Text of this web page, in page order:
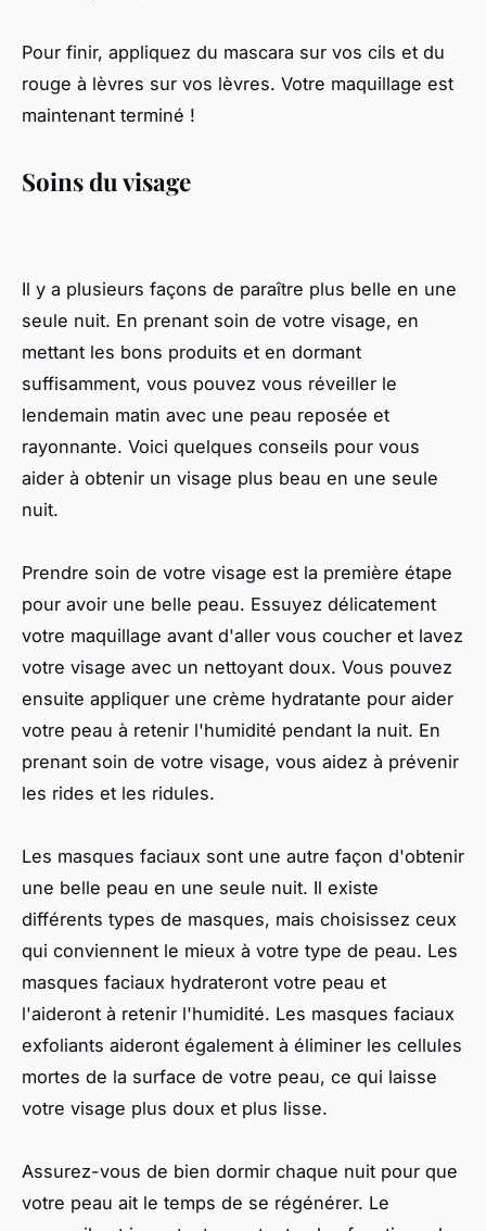
Pour finir, appliquez du mascara sur vos cils et du
rouge à lèvres sur vos lèvres. Votre maquillage est
maintenant terminé !
Soins du visage
Il y a plusieurs façons de paraître plus belle en une
seule nuit. En prenant soin de votre visage, en
mettant les bons produits et en dormant
suffisamment, vous pouvez vous réveiller le
lendemain matin avec une peau reposée et
rayonnante. Voici quelques conseils pour vous
aider à obtenir un visage plus beau en une seule
nuit.
Prendre soin de votre visage est la première étape
pour avoir une belle peau. Essuyez délicatement
votre maquillage avant d'aller vous coucher et lavez
votre visage avec un nettoyant doux. Vous pouvez
ensuite appliquer une crème hydratante pour aider
votre peau à retenir l'humidité pendant la nuit. En
prenant soin de votre visage, vous aidez à prévenir
les rides et les ridules.
Les masques faciaux sont une autre façon d'obtenir
une belle peau en une seule nuit. Il existe
différents types de masques, mais choisissez ceux
qui conviennent le mieux à votre type de peau. Les
masques faciaux hydrateront votre peau et
l'aideront à retenir l'humidité. Les masques faciaux
exfoliants aideront également à éliminer les cellules
mortes de la surface de votre peau, ce qui laisse
votre visage plus doux et plus lisse.
Assurez-vous de bien dormir chaque nuit pour que
votre peau ait le temps de se régénérer. Le